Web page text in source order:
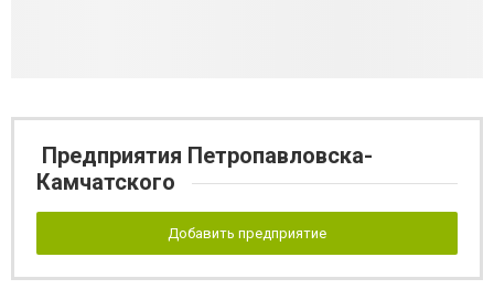
Предприятия Петропавловска-
Камчатского
Добавить предприятие